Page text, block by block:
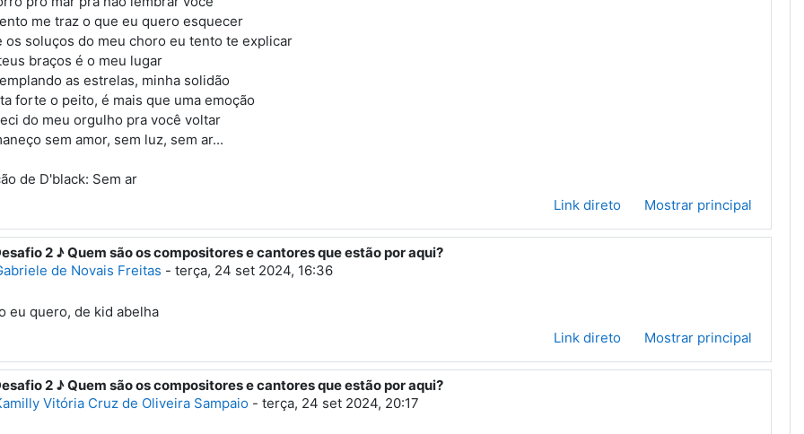
me traz o que eu quero esquecer
os soluços do meu choro eu tento te explicar
braços é o meu lugar
as estrelas, minha solidão
forte o peito, é mais que uma emoção
do meu orgulho pra você voltar
sem amor, sem luz, sem ar...
de D'black: Sem ar
Link direto
Mostrar principal
à Primeiro post
2 ♪ Quem são os compositores e cantores que estão por aqui?
de Novais Freitas - terça, 24 set 2024, 16:36
eu quero, de kid abelha
Link direto
Mostrar principal
à Primeiro post
2 ♪ Quem são os compositores e cantores que estão por aqui?
Vitória Cruz de Oliveira Sampaio- terça, 24 set 2024, 20:17